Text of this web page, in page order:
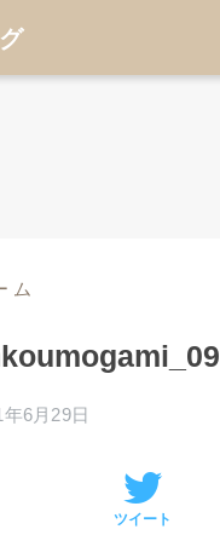
ム
年6月29日
ツイート